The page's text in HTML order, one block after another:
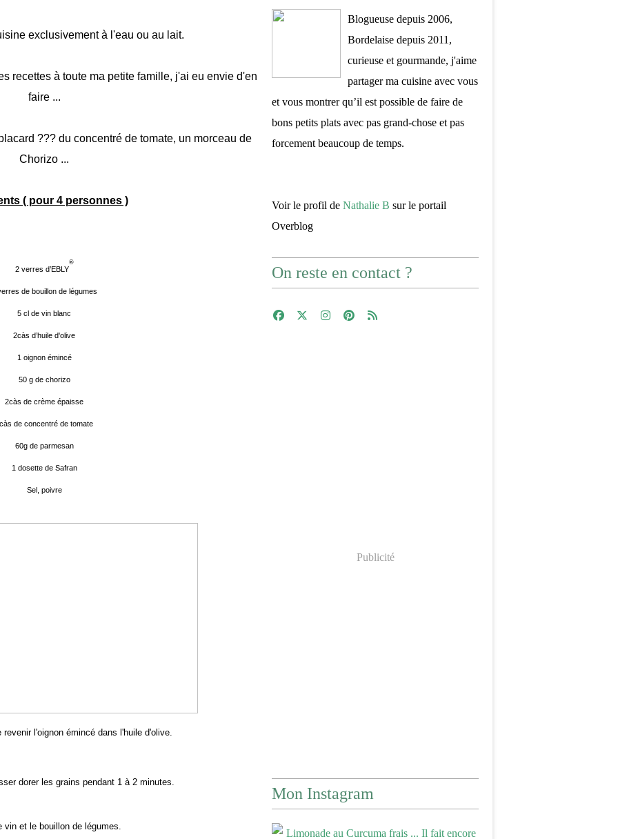
exclusivement à l'eau ou au lait.
recettes à toute ma petite famille, j'ai eu envie d'en
faire ...
??? du concentré de tomate, un morceau de
Chorizo ...
( pour 4 personnes )
2 verres d’EBLY
®
de bouillon de légumes
5 cl de vin blanc
2càs d’huile d'olive
1 oignon émincé
50 g de chorizo
2càs de crème épaisse
de concentré de tomate
60g de parmesan
1 dosette de Safran
Sel, poivre
l'oignon émincé dans l'huile d'olive.
dorer les grains pendant 1 à 2 minutes.
vin et le bouillon de légumes.
Blogueuse depuis 2006,
Bordelaise depuis 2011,
curieuse et gourmande, j'aime
partager ma cuisine avec vous
et vous montrer qu’il est possible de faire de
bons petits plats avec pas grand-chose et pas
forcement beaucoup de temps.
Voir le profil de Nathalie B sur le portail
Overblog
On reste en contact ?
Publicité
Mon Instagram